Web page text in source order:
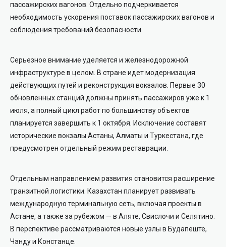
пассажирских вагонов. Отдельно подчеркивается
необходимость ускорения поставок пассажирских вагонов и
соблюдения требований безопасности.
Серьезное внимание уделяется и железнодорожной
инфраструктуре в целом. В стране идет модернизация
действующих путей и реконструкция вокзалов. Первые 30
обновленных станций должны принять пассажиров уже к 1
июля, а полный цикл работ по большинству объектов
планируется завершить к 1 октября. Исключение составят
исторические вокзалы Астаны, Алматы и Туркестана, где
предусмотрен отдельный режим реставрации.
Отдельным направлением развития становится расширение
транзитной логистики. Казахстан планирует развивать
международную терминальную сеть, включая проекты в
Астане, а также за рубежом — в Аляте, Свислочи и Селятино.
В перспективе рассматриваются новые узлы в Будапеште,
Чэнду и Констанце.